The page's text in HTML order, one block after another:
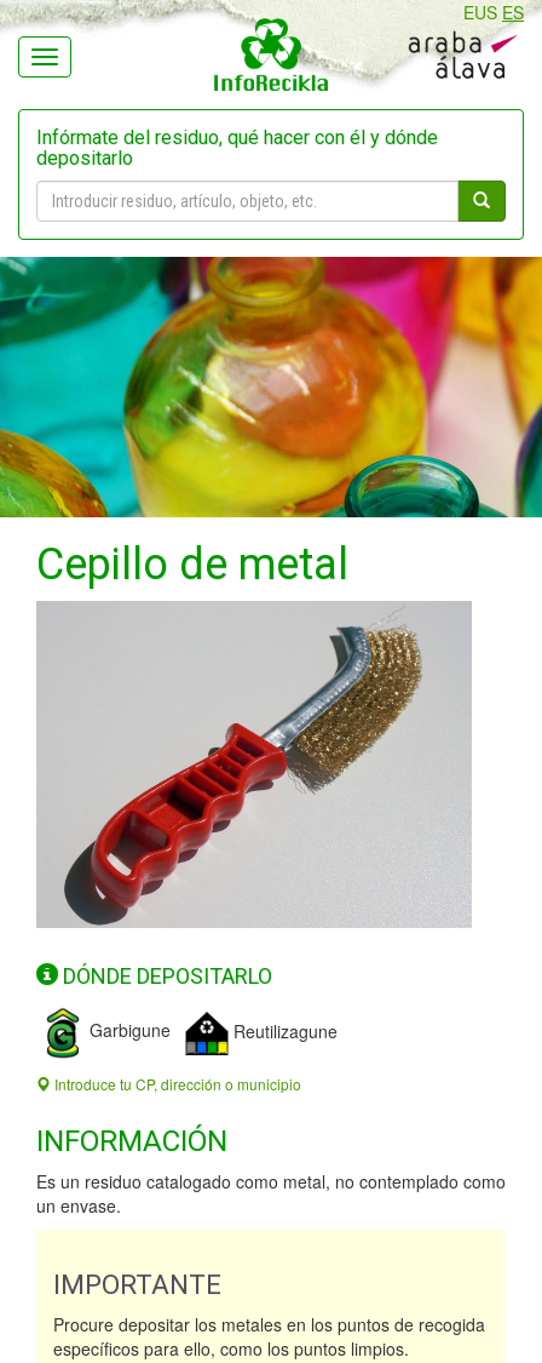
Navegación
EUS ES
Infórmate del residuo, qué hacer con él y dónde
depositarlo
Cepillo de metal
DÓNDE DEPOSITARLO
Garbigune Reutilizagune
Introduce tu CP, dirección o municipio
INFORMACIÓN
Es un residuo catalogado como metal, no contemplado como
un envase.
IMPORTANTE
Procure depositar los metales en los puntos de recogida
específicos para ello, como los puntos limpios.